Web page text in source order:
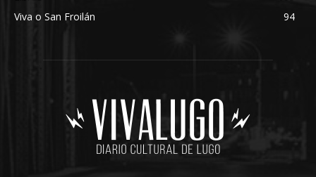
Viva o San Froilán
94